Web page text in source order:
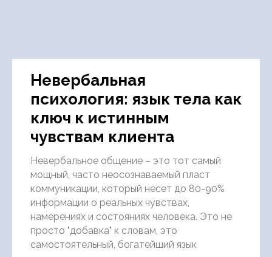
Невербальная
психология: язык тела как
ключ к истинным
чувствам клиента
Невербальное общение – это тот самый
мощный, часто неосознаваемый пласт
коммуникации, который несет до 80-90%
информации о реальных чувствах,
намерениях и состояниях человека. Это не
просто "добавка" к словам, это
самостоятельный, богатейший язык